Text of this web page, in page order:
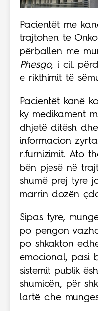
Pacientët me
trajtohen te
përballen me
Phesgo, i cili
e rikthimit të
Pacientët kanë
ky medikament
dhjetë ditësh
informacion
rifurnizimit. Ato
bën pjesë në
shumë prej tyre
marrin dozën
Sipas tyre,
po pengon
po shkakton
emocional, pasi
sistemit publik
shumicën, për
lartë dhe